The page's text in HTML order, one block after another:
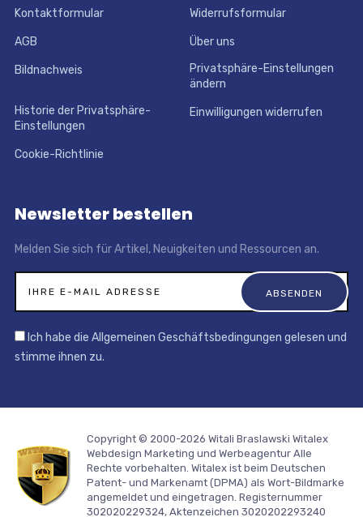
Kontaktformular Widerrufsformular
AGB Über uns
Bildnachweis
Privatsphäre-Einstellungen
ändern
Historie der Privatsphäre-
Einstellungen
Einwilligungen widerrufen
Cookie-Richtlinie
Newsletter bestellen
Melden Sie sich für Artikel, Neuigkeiten und Ressourcen an.
Ich habe die Allgemeinen Geschäftsbedingungen gelesen und
stimme ihnen zu.
Copyright © 2000-2026 Witali Braslawski Witalex
Webdesign Marketing und WerbeagenturAlle
Rechte vorbehalten. Witalex ist beim Deutschen
Patent- und Markenamt (DPMA) als Wort-Bildmarke
angemeldet und eingetragen. Registernummer
302020229324, Aktenzeichen 3020202293240